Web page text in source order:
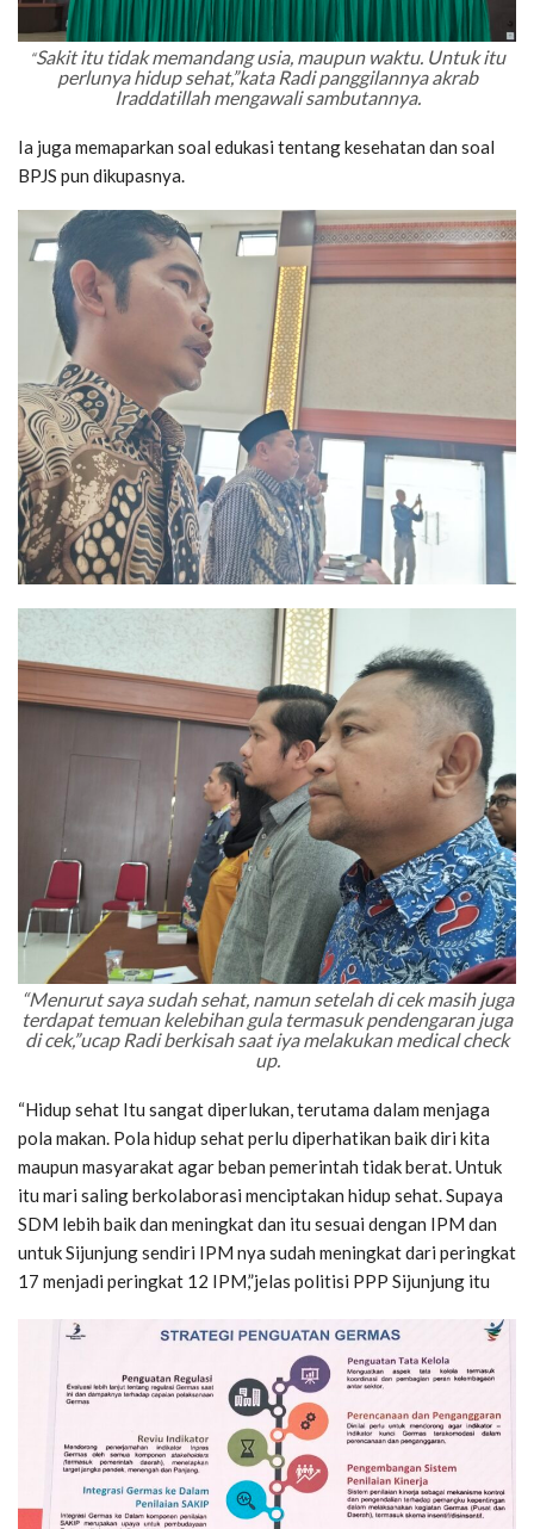
“Sakit itu tidak memandang usia, maupun waktu. Untuk itu
perlunya hidup sehat,”kata Radi panggilannya akrab
Iraddatillah mengawali sambutannya.
Ia juga memaparkan soal edukasi tentang kesehatan dan soal
BPJS pun dikupasnya.
“Menurut saya sudah sehat, namun setelah di cek masih juga
terdapat temuan kelebihan gula termasuk pendengaran juga
di cek,”ucap Radi berkisah saat iya melakukan medical check
up.
“Hidup sehat Itu sangat diperlukan, terutama dalam menjaga
pola makan. Pola hidup sehat perlu diperhatikan baik diri kita
maupun masyarakat agar beban pemerintah tidak berat. Untuk
itu mari saling berkolaborasi menciptakan hidup sehat. Supaya
SDM lebih baik dan meningkat dan itu sesuai dengan IPM dan
untuk Sijunjung sendiri IPM nya sudah meningkat dari peringkat
17 menjadi peringkat 12 IPM,”jelas politisi PPP Sijunjung itu